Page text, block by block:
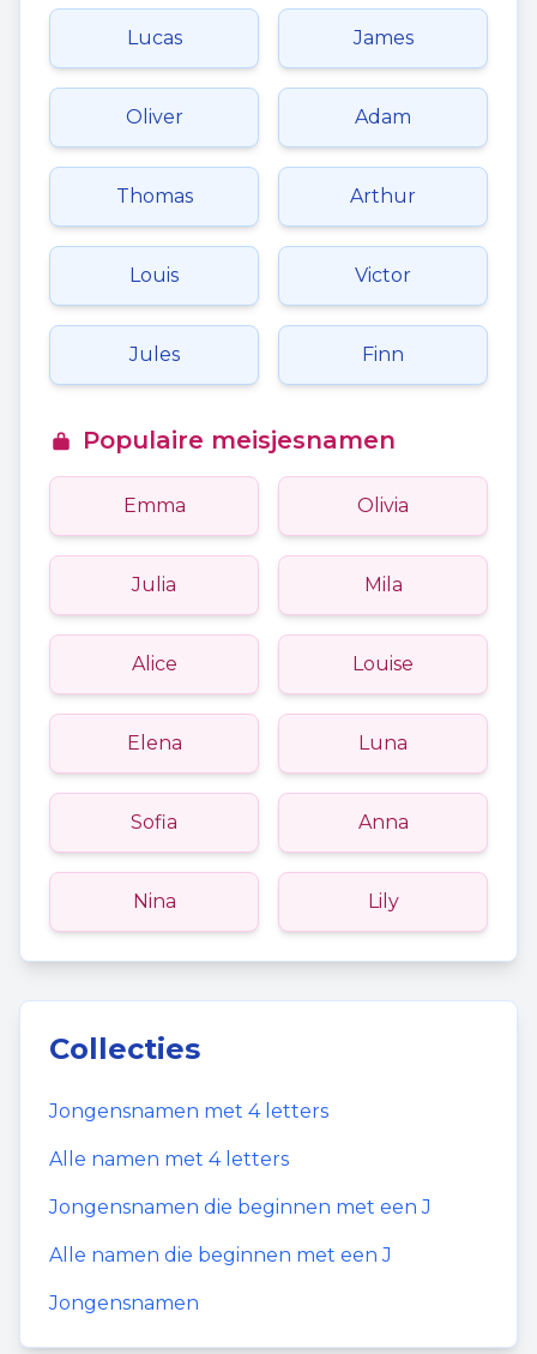
Lucas James
Oliver Adam
Thomas Arthur
Louis Victor
Jules Finn
Populaire meisjesnamen
Emma Olivia
Julia Mila
Alice Louise
Elena Luna
Sofia Anna
Nina Lily
Collecties
Jongensnamen met 4letters
Alle namen met 4letters
Jongensnamen die beginnen met eenJ
Alle namen die beginnen met eenJ
Jongensnamen